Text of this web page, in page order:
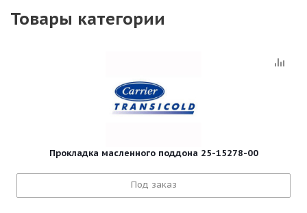
Товары категории
Прокладка масленного поддона 25-15278-00
Под заказ